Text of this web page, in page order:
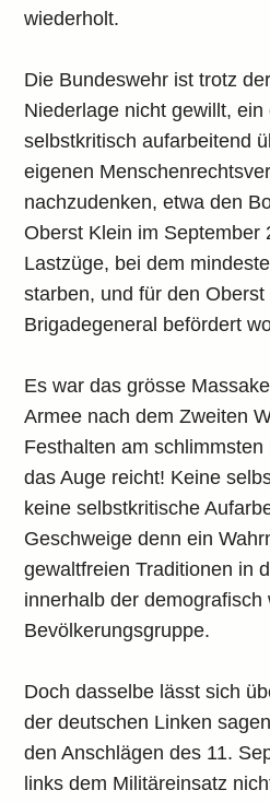
wiederholt.
Die Bundeswehr ist trotz
Niederlage nicht gewillt, ein
selbstkritisch aufarbeitend
eigenen
nachzudenken, etwa den
Oberst Klein im September
Lastzüge, bei dem
starben, und für den
Brigadegeneral befördert
Es war das grösse
Armee nach dem Zweiten
Festhalten am
das Auge reicht! Keine
keine selbstkritische
Geschweige denn ein
gewaltfreien Traditionen in
innerhalb der demografisch
Bevölkerungsgruppe.
Doch dasselbe lässt sich
der deutschen Linken
den Anschlägen des 11.
links dem Militäreinsatz